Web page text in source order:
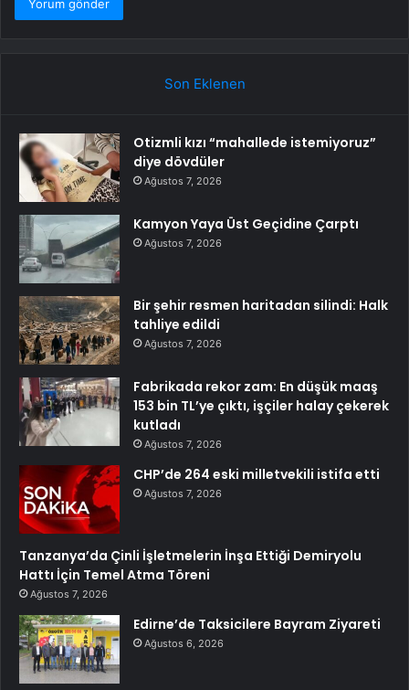
Son Eklenen
Otizmli kızı “mahallede istemiyoruz”
diye dövdüler
Ağustos 7, 2026
Kamyon Yaya Üst Geçidine Çarptı
Ağustos 7, 2026
Bir şehir resmen haritadan silindi: Halk
tahliye edildi
Ağustos 7, 2026
Fabrikada rekor zam: En düşük maaş
153 bin TL’ye çıktı, işçiler halay çekerek
kutladı
Ağustos 7, 2026
CHP’de 264 eski milletvekili istifa etti
Ağustos 7, 2026
Tanzanya’da Çinli İşletmelerin İnşa Ettiği Demiryolu
Hattı İçin Temel Atma Töreni
Ağustos 7, 2026
Edirne’de Taksicilere Bayram Ziyareti
Ağustos 6, 2026